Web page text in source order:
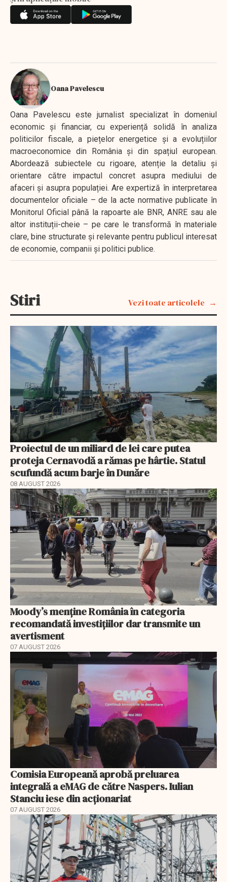
Oana Pavelescu
Oana Pavelescu este jurnalist specializat în domeniul
economic și financiar, cu experiență solidă în analiza
politicilor fiscale, a piețelor energetice și a evoluțiilor
macroeconomice din România și din spațiul european.
Abordează subiectele cu rigoare, atenție la detaliu și
orientare către impactul concret asupra mediului de
afaceri și asupra populației. Are expertiză în interpretarea
documentelor oficiale – de la acte normative publicate în
Monitorul Oficial până la rapoarte ale BNR, ANRE sau ale
altor instituții-cheie – pe care le transformă în materiale
clare, bine structurate și relevante pentru publicul interesat
de economie, companii și politici publice.
Stiri Vezi toate articolele
Proiectul de un miliard de lei care putea
proteja Cernavodă a rămas pe hârtie. Statul
scufundă acum barje în Dunăre
08 AUGUST 2026
Moody’s menține România în categoria
recomandată investițiilor dar transmite un
avertisment
07 AUGUST 2026
Comisia Europeană aprobă preluarea
integrală a eMAG de către Naspers. Iulian
Stanciu iese din acționariat
07 AUGUST 2026